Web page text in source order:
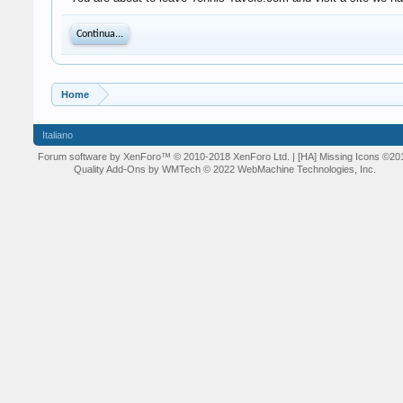
Continua...
Home
Italiano
Forum software by XenForo™ © 2010-2018 XenForo Ltd. | [HA] Missing Icons
Quality Add-Ons by WMTech © 2022 WebMachine Technologies, Inc.